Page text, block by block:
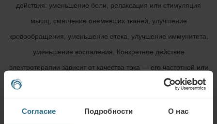
Согласие Подробности О нас
действия: уменьшение боли, релаксация или стимуляция
мышц, смягчение онемевших тканей, улучшение
кровообращения, уменьшение отека, улучшение иммунитета,
уменьшение воспаления. Конкретное действие
электротерапии зависит от качества тока — его частотной или
амплитудной модуляции, интенсивности и т. п.